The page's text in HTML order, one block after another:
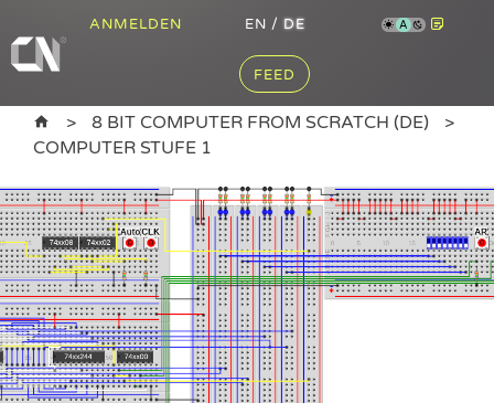
FEED
ANMELDEN EN / DE A
8 BIT COMPUTER FROM SCRATCH (DE)
COMPUTER STUFE 1